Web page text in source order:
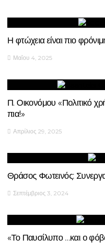
Η φτώχεια είναι πιο
Μαΐου 4, 2025
Π. Οικονόμου «Πολιτικό
πια!»
Απρίλιος 29, 2025
Θράσος Φωτεινός:
Σεπτέμβριος 3, 2024
«Το Παυσίλυπο …και ο